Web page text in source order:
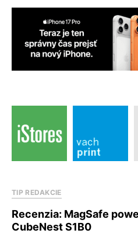
TIP REDAKCIE
Recenzia: MagSafe
CubeNest S1B0